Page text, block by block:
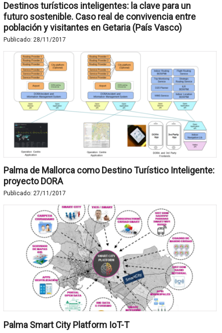
Destinos turísticos inteligentes: la clave para un
futuro sostenible. Caso real de convivencia entre
población y visitantes en Getaria (País Vasco)
Publicado: 28/11/2017
Palma de Mallorca como Destino Turístico Inteligente:
proyecto DORA
Publicado: 27/11/2017
Palma Smart City Platform IoT-T